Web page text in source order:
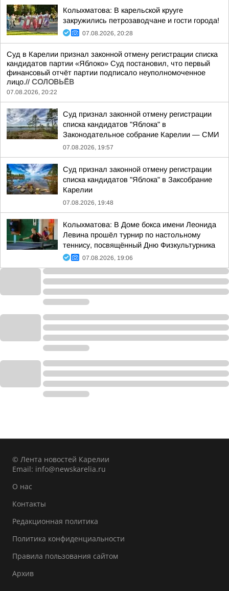
Колыхматова: В карельской крууге
закружились петрозаводчане и гости города!
07.08.2026, 20:28
Суд в Карелии признал законной отмену регистрации списка
кандидатов партии «Яблоко» Суд постановил, что первый
финансовый отчёт партии подписало неуполномоченное
лицо.// СОЛОВЬЁВ
07.08.2026, 20:22
Суд признал законной отмену регистрации
списка кандидатов "Яблока" в
Законодательное собрание Карелии — СМИ
07.08.2026, 19:57
Суд признал законной отмену регистрации
списка кандидатов "Яблока" в Заксобрание
Карелии
07.08.2026, 19:48
Колыхматова: В Доме бокса имени Леонида
Левина прошёл турнир по настольному
теннису, посвящённый Дню Физкультурника
07.08.2026, 19:06
© Лента новостей Карелии
Email: info@newskarelia.ru
О нас
Контакты
Редакционная политика
Политика конфиденциальности
Правила пользования сайтом
Архив